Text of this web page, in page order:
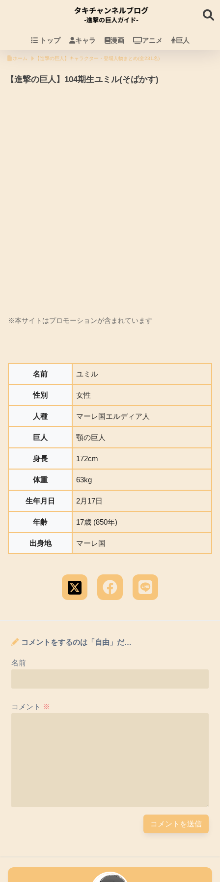
トップ キャラ 漫画 アニメ 巨人
ホーム 【進撃の巨人】キャラクター・登場人物まとめ(全231名)
【進撃の巨人】104期生ユミル(そばかす)
名前 ユミル
性別 女性
人種 マーレ国エルディア人
巨人 顎の巨人
身長 172cm
体重 63kg
生年月日 2月17日
年齢 17歳 (850年)
出身地 マーレ国
コメントをするのは「自由」だ…
名前
コメント ※